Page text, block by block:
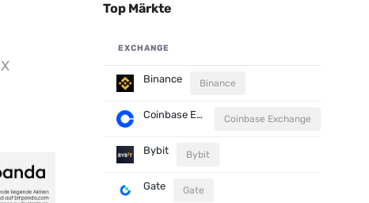
Top Märkte
EXCHANGE
Binance Binance
Coinbase Exchange Coinbase Exchange
Bybit Bybit
Gate Gate